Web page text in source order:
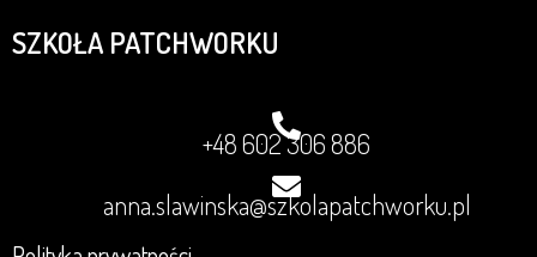
SZKOŁA PATCHWORKU
+48 602 306 886
anna.slawinska@szkolapatchworku.pl